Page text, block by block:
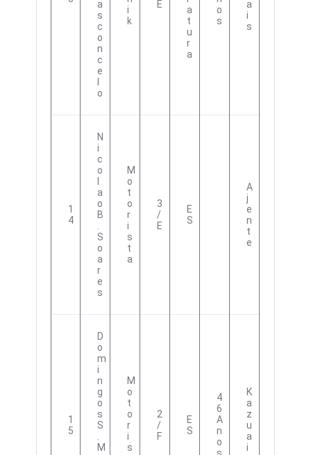
A
S
C
O
N
C
E
O
I
K
E
A
T
U
R
A
O
S
A
I
S
1
4
N
I
C
O
A
O
B
S
O
A
R
E
S
M
O
T
O
R
I
S
T
A
3
/
E
E
S
A
J
E
N
T
E
1
5
D
O
M
I
N
G
O
S
S
M
M
O
T
O
R
I
S
2
/
F
E
S
4
6
A
N
O
K
A
Z
U
A
I